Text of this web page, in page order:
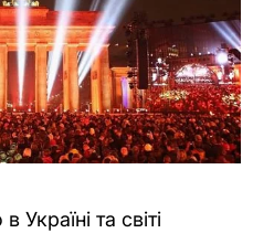
Україні та світі